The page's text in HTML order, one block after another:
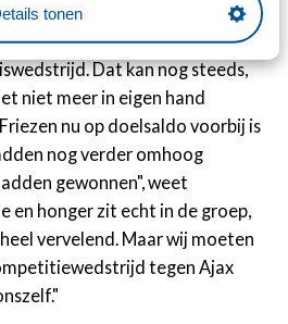
tonen
doel gesteld om de play-offs te
Dat kan nog steeds,
niet meer in eigen hand
nu op doelsaldo voorbij is
nog verder omhoog
gewonnen", weet
en honger zit echt in de groep,
vervelend. Maar wij moeten
tegen Ajax